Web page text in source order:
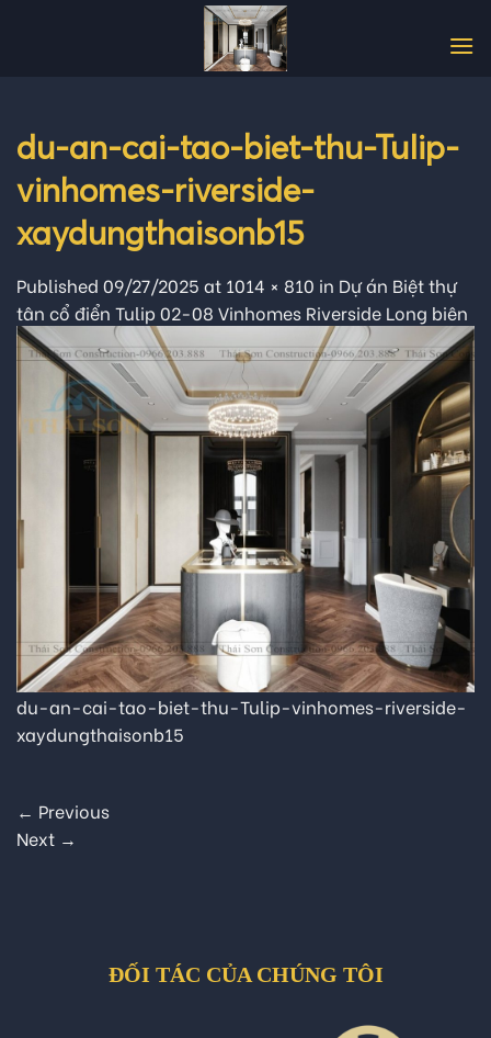
du-an-cai-tao-biet-thu-Tulip-
vinhomes-riverside-
xaydungthaisonb15
Published 09/27/2025 at 1014 × 810 in Dự án Biệt thự
tân cổ điển Tulip 02-08 Vinhomes Riverside Long biên
du-an-cai-tao-biet-thu-Tulip-vinhomes-riverside-
xaydungthaisonb15
← Previous
Next →
ĐỐI TÁC CỦA CHÚNG TÔI